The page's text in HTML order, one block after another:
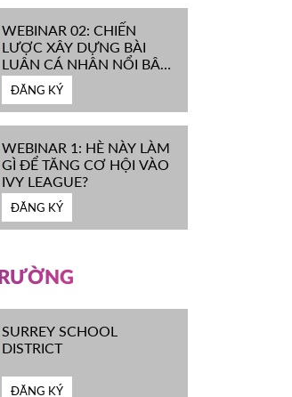
WEBINAR 02: CHIẾN
LƯỢC XÂY DỰNG BÀI
LUẬN CÁ NHÂN NỔI BẬT
CHINH PHỤC ĐH TOP
ĐẦU MỸ
ĐĂNG KÝ
WEBINAR 1: HÈ NÀY LÀM
GÌ ĐỂ TĂNG CƠ HỘI VÀO
IVY LEAGUE?
ĐĂNG KÝ
SURREY SCHOOL
DISTRICT
ĐĂNG KÝ